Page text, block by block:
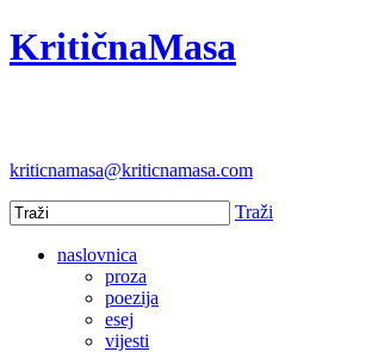
KritičnaMasa
kriticnamasa@kriticnamasa.com
Traži
naslovnica
proza
poezija
esej
vijesti